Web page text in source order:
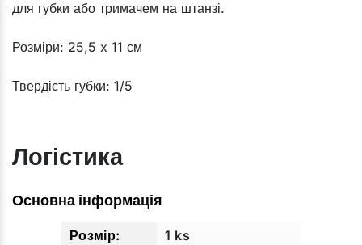
для губки або тримачем на штанзі.
Розміри: 25,5 x 11 см
Твердість губки: 1/5​​​​​​​
Логістика
Основна інформація
1 ks